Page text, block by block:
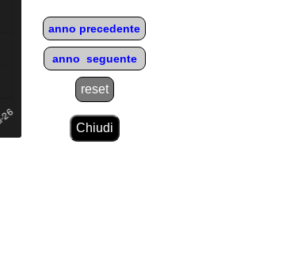
anno precedente
anno seguente
reset
Chiudi